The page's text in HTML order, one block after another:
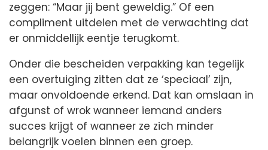
zeggen: “Maar jij bent geweldig.” Of een
compliment uitdelen met de verwachting dat
er onmiddellijk eentje terugkomt.
Onder die bescheiden verpakking kan tegelijk
een overtuiging zitten dat ze ‘speciaal’ zijn,
maar onvoldoende erkend. Dat kan omslaan in
afgunst of wrok wanneer iemand anders
succes krijgt of wanneer ze zich minder
belangrijk voelen binnen een groep.